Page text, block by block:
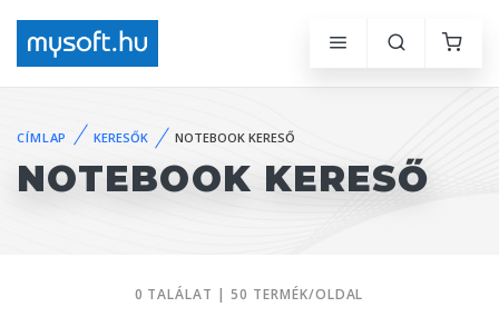
CÍMLAP KERESŐK NOTEBOOK KERESŐ
NOTEBOOK KERESŐ
0 TALÁLAT | 50 TERMÉK/OLDAL